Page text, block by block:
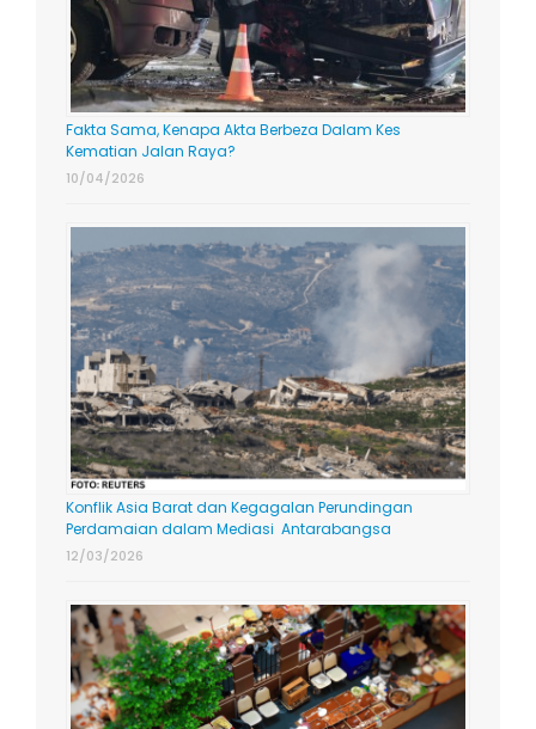
Fakta Sama, Kenapa Akta Berbeza Dalam Kes
Kematian Jalan Raya?
10/04/2026
Konflik Asia Barat dan Kegagalan Perundingan
Perdamaian dalam Mediasi Antarabangsa
12/03/2026